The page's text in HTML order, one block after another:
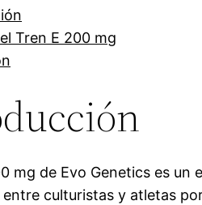
Tren E 200 mg
mg de Evo Genetics es
culturistas y atletas